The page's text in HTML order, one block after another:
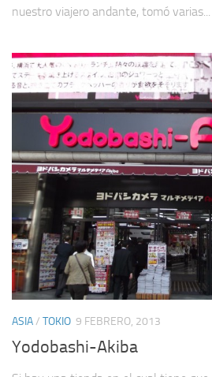
nuestro viajero andante, tomó varias...
ASIA/ TOKIO 9 FEBRERO, 2013
Yodobashi-Akiba